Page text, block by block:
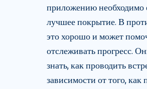
приложению необходимо
лучшее покрытие. В
это хорошо и может
отслеживать прогресс.
знать, как проводить
зависимости от того, как